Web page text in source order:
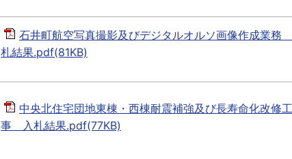
石井町航空写真撮影及びデジタルオルソ画像作成業務
札結果.pdf(81KB)
中央北住宅団地東棟・西棟耐震補強及び長寿命化改修工
事 入札結果.pdf(77KB)